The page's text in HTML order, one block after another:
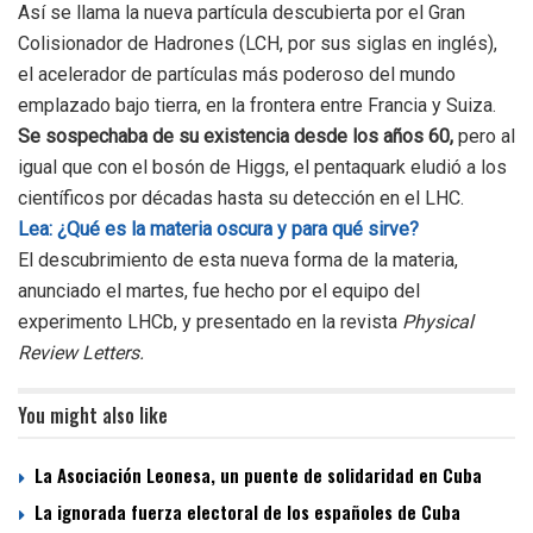
Así se llama la nueva partícula descubierta por el Gran
Colisionador de Hadrones (LCH, por sus siglas en inglés),
el acelerador de partículas más poderoso del mundo
emplazado bajo tierra, en la frontera entre Francia y Suiza.
Se sospechaba de su existencia desde los años 60, pero al
igual que con el bosón de Higgs, el pentaquark eludió a los
científicos por décadas hasta su detección en el LHC.
Lea: ¿Qué es la materia oscura y para qué sirve?
El descubrimiento de esta nueva forma de la materia,
anunciado el martes, fue hecho por el equipo del
experimento LHCb, y presentado en la revista Physical
Review Letters.
You might also like
La Asociación Leonesa, un puente de solidaridad en Cuba
La ignorada fuerza electoral de los españoles de Cuba